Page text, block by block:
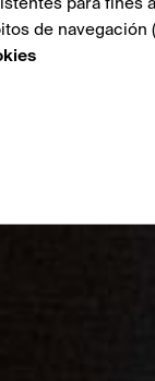
de navegación